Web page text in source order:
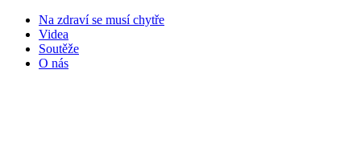
Na zdraví se musí chytře
Videa
Soutěže
O nás